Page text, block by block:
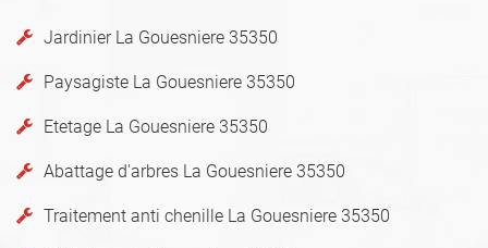
Jardinier La Gouesniere 35350
Paysagiste La Gouesniere 35350
Etetage La Gouesniere 35350
Abattage d'arbres La Gouesniere 35350
Traitement anti chenille La Gouesniere 35350